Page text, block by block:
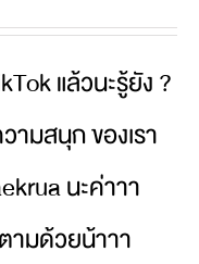
แล้วนะรู้ยัง ?
ามสนุก ของเรา
นะค่าาา
มด้วยน้าาา